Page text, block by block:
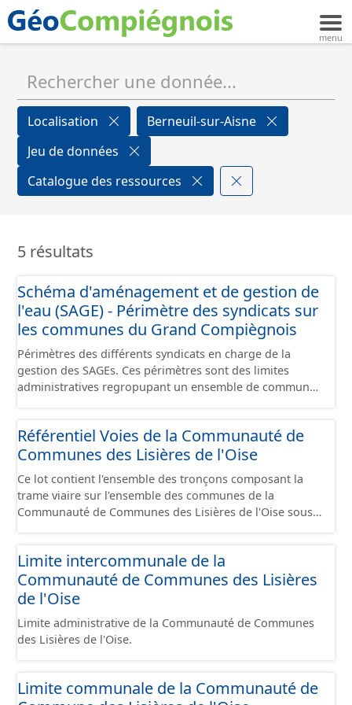
Localisation
Berneuil-sur-Aisne
Jeu de données
Catalogue des ressources
5 résultats
Schéma d'aménagement et de gestion de
l'eau (SAGE) - Périmètre des syndicats sur
les communes du Grand Compiègnois
Périmètres des différents syndicats en charge de la
gestion des SAGEs. Ces périmètres sont des limites
administratives regropupant un ensemble de communes
diverses : - SAGE, - GEMA (Gestion des Milieux
Aquatiques) - Ruissellement. Le ou les périmètres du
données.
Référentiel Voies de la Communauté de
Communes des Lisières de l'Oise
Ce lot contient l'ensemble des tronçons composant la
trame viaire sur l'ensemble des communes de la
Communauté de Communes des Lisières de l'Oise sous
par un libellé de voie. Un tronçon appartient à une ou
deux communes. Un tronçon représente, le plus
souvent, le centre de la chaussée. Les tronçons de voies
correspondent à des intersections ou des jonctions, sauf
dans le cas d'un chevauchement (cf paragraphe suivant).
(franchissement d’un tronçon routier ou ferré) : les
Limite intercommunale de la
Communauté de Communes des Lisières
de l'Oise
Limite administrative de la Communauté de Communes
des Lisières de l'Oise.
Limite communale de la Communauté de